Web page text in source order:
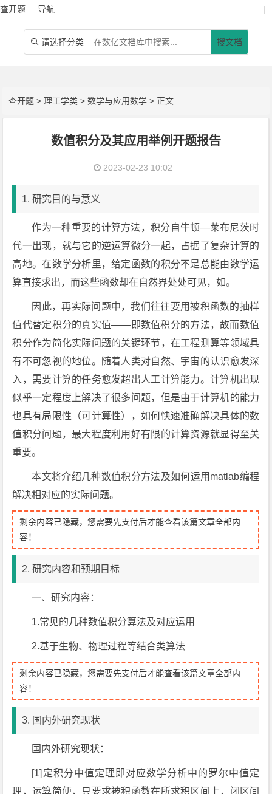
查开题 导航 |
 请选择分类 搜文档
查开题 >理工学类 >数学与应用数学 > 正文
数值积分及其应用举例开题报告
2023-02-23 10:02
1. 研究目的与意义
作为一种重要的计算方法，积分自牛顿—莱布尼茨时
代一出现，就与它的逆运算微分一起，占据了复杂计算的
高地。在数学分析里，给定函数的积分不是总能由数学运
算直接求出，而这些函数却在自然界处处可见，如。
因此，再实际问题中，我们往往要用被积函数的抽样
值代替定积分的真实值——即数值积分的方法，故而数值
积分作为简化实际问题的关键环节，在工程测算等领域具
有不可忽视的地位。随着人类对自然、宇宙的认识愈发深
入，需要计算的任务愈发超出人工计算能力。计算机出现
似乎一定程度上解决了很多问题，但是由于计算机的能力
也具有局限性（可计算性），如何快速准确解决具体的数
值积分问题，最大程度利用好有限的计算资源就显得至关
重要。
本文将介绍几种数值积分方法及如何运用matlab编程
解决相对应的实际问题。
剩余内容已隐藏，您需要先支付后才能查看该篇文章全部内
容！
2. 研究内容和预期目标
一、研究内容：
1.常见的几种数值积分算法及对应运用
2.基于生物、物理过程等结合类算法
剩余内容已隐藏，您需要先支付后才能查看该篇文章全部内
容！
3. 国内外研究现状
国内外研究现状：
[1]定积分中值定理即对应数学分析中的罗尔中值定
理，运算简便，只要求被积函数在所求积区间上，闭区间